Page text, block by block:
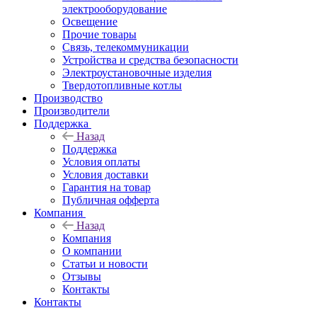
электрооборудование
Освещение
Прочие товары
Связь, телекоммуникации
Устройства и средства безопасности
Электроустановочные изделия
Твердотопливные котлы
Производство
Производители
Поддержка
Назад
Поддержка
Условия оплаты
Условия доставки
Гарантия на товар
Публичная офферта
Компания
Назад
Компания
О компании
Статьи и новости
Отзывы
Контакты
Контакты